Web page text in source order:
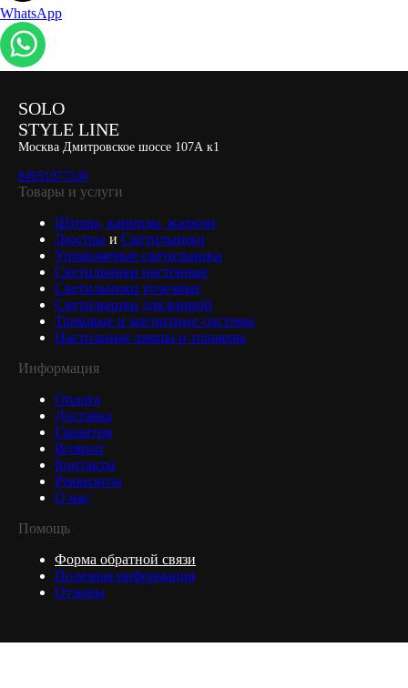
WhatsApp
SOLO
STYLE LINE
Москва Дмитровское шоссе 107А к1
84951977330
Товары и услуги
Шторы, карнизы, жалюзи
Люстры и Светильники
Управляемые светильники
Светильники настенные
Светильники точечные
Светильники для ванной
Трековые и магнитные системы
Настольные лампы и торшеры
Информация
Оплата
Доставка
Гарантия
Возврат
Контакты
Реквизиты
О нас
Помощь
Форма обратной связи
Полезная информация
Отзывы